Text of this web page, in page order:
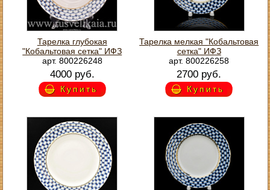
Тарелка глубокая
"Кобальтовая сетка" ИФЗ
арт. 800226248
4000 руб.
Купить
Тарелка мелкая "Кобальтовая
сетка" ИФЗ
арт. 800226258
2700 руб.
Купить